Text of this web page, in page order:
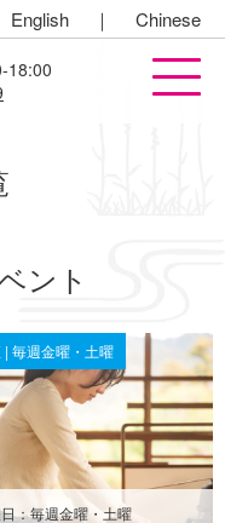
English ｜ Chinese
18:00
ント
| 毎週金曜・土曜
：毎週金曜・土曜